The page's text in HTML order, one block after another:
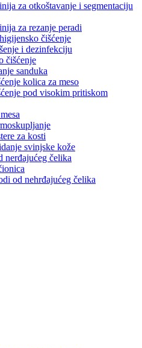
za otkoštavanje i segmentaciju
za rezanje peradi
čišćenje
i dezinfekciju
čišćenje
sanduka
kolica za meso
pod visokim pritiskom
za kosti
svinjske kože
nerđajućeg čelika
od nehrđajućeg čelika